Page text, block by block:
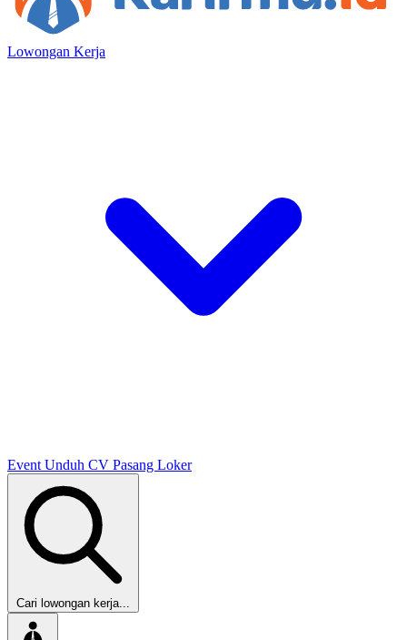
Lowongan Kerja
Event Unduh CV Pasang Loker
Cari lowongan kerja...